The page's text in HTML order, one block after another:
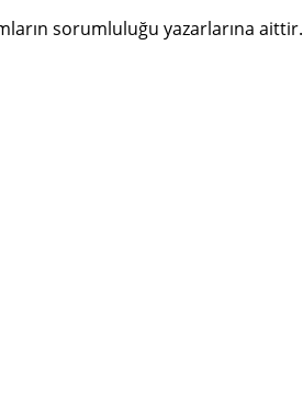
sorumluluğu yazarlarına aittir.